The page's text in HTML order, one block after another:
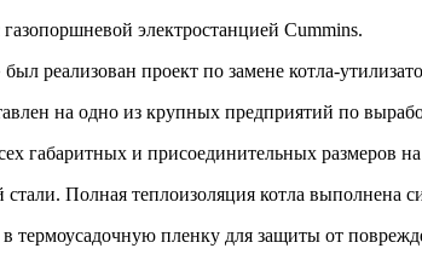
электростанцией Cummins.
проект по замене котла-
на одно из крупных предприятий по
габаритных и присоединительных
Полная теплоизоляция котла
термоусадочную пленку для защиты от